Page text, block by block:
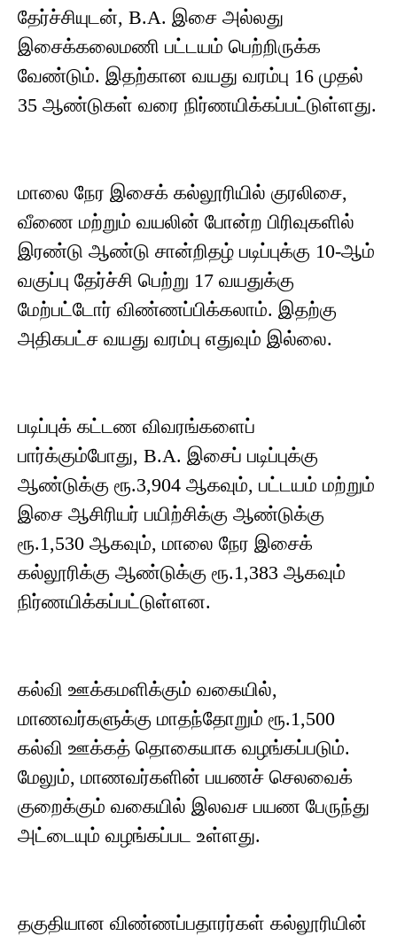
தேர்ச்சியுடன், B.A. இசை அல்லது
இசைக்கலைமணி பட்டயம் பெற்றிருக்க
வேண்டும். இதற்கான வயது வரம்பு 16 முதல்
35 ஆண்டுகள் வரை நிர்ணயிக்கப்பட்டுள்ளது.
மாலை நேர இசைக் கல்லூரியில் குரலிசை,
வீணை மற்றும் வயலின் போன்ற பிரிவுகளில்
இரண்டு ஆண்டு சான்றிதழ் படிப்புக்கு 10-ஆம்
வகுப்பு தேர்ச்சி பெற்று 17 வயதுக்கு
மேற்பட்டோர் விண்ணப்பிக்கலாம். இதற்கு
அதிகபட்ச வயது வரம்பு எதுவும் இல்லை.
படிப்புக் கட்டண விவரங்களைப்
பார்க்கும்போது, B.A. இசைப் படிப்புக்கு
ஆண்டுக்கு ரூ.3,904 ஆகவும், பட்டயம் மற்றும்
இசை ஆசிரியர் பயிற்சிக்கு ஆண்டுக்கு
ரூ.1,530 ஆகவும், மாலை நேர இசைக்
கல்லூரிக்கு ஆண்டுக்கு ரூ.1,383 ஆகவும்
நிர்ணயிக்கப்பட்டுள்ளன.
கல்வி ஊக்கமளிக்கும் வகையில்,
மாணவர்களுக்கு மாதந்தோறும் ரூ.1,500
கல்வி ஊக்கத் தொகையாக வழங்கப்படும்.
மேலும், மாணவர்களின் பயணச் செலவைக்
குறைக்கும் வகையில் இலவச பயண பேருந்து
அட்டையும் வழங்கப்பட உள்ளது.
தகுதியான விண்ணப்பதாரர்கள் கல்லூரியின்